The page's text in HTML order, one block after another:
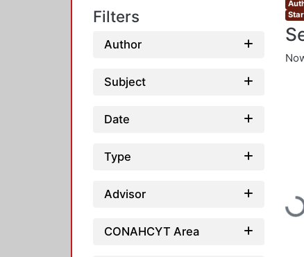
Filters
Author
Subject
Date
Type
Advisor
CONAHCYT Area